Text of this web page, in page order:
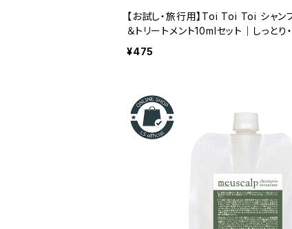
【お試し・旅行用】Toi Toi Toi シャン
＆トリートメント10mlセット｜しっとり
から選べるサロン専売ヘアケア
¥475